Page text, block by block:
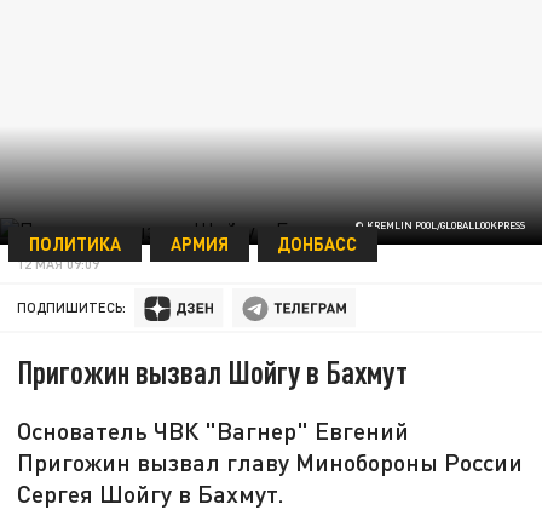
© KREMLIN POOL/GLOBALLOOKPRESS
ПОЛИТИКА АРМИЯ ДОНБАСС
12 МАЯ 09:09
ПОДПИШИТЕСЬ:
Пригожин вызвал Шойгу в Бахмут
Основатель ЧВК "Вагнер" Евгений
Пригожин вызвал главу Минобороны России
Сергея Шойгу в Бахмут.